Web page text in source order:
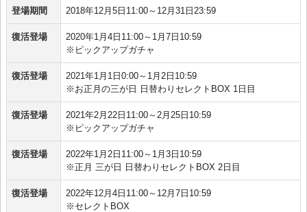
登場期間 2018年12月5日11:00～12月31日23:59
復活登場
2020年1月4日11:00～1月7日10:59
※ピックアップガチャ
復活登場
2021年1月1日0:00～1月2日10:59
※お正月の三が日 日替わりセレクトBOX 1日目
復活登場
2021年2月22日11:00～2月25日10:59
※ピックアップガチャ
復活登場
2022年1月2日11:00～1月3日10:59
※正月 三が日 日替わりセレクトBOX 2日目
復活登場
2022年12月4日11:00～12月7日10:59
※セレクトBOX